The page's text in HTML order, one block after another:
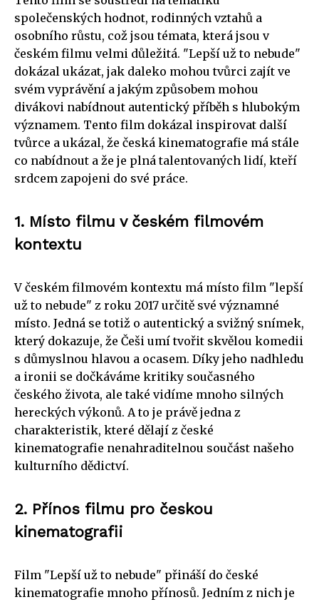
společenských hodnot, rodinných vztahů a
osobního růstu, což jsou témata, která jsou v
českém filmu velmi důležitá. "Lepší už to nebude"
dokázal ukázat, jak daleko mohou tvůrci zajít ve
svém vyprávění a jakým způsobem mohou
divákovi nabídnout autentický příběh s hlubokým
významem. Tento film dokázal inspirovat další
tvůrce a ukázal, že česká kinematografie má stále
co nabídnout a že je plná talentovaných lidí, kteří
srdcem zapojeni do své práce.
1. Místo filmu v českém filmovém
kontextu
V českém filmovém kontextu má místo film "lepší
už to nebude" z roku 2017 určitě své významné
místo. Jedná se totiž o autentický a svižný snímek,
který dokazuje, že Češi umí tvořit skvělou komedii
s důmyslnou hlavou a ocasem. Díky jeho nadhledu
a ironii se dočkáváme kritiky současného
českého života, ale také vidíme mnoho silných
hereckých výkonů. A to je právě jedna z
charakteristik, které dělají z české
kinematografie nenahraditelnou součást našeho
kulturního dědictví.
2. Přínos filmu pro českou
kinematografii
Film "Lepší už to nebude" přináší do české
kinematografie mnoho přínosů. Jedním z nich je